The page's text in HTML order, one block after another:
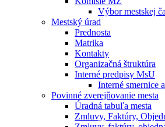
Výbor mestskej
Mestský úrad
Prednosta
Matrika
Kontakty
Organizačná štruktúra
Interné predpisy MsU
Interné smernice
Povinné zverejňovanie mesta
Úradná tabuľa mesta
Zmluvy, Faktúry,